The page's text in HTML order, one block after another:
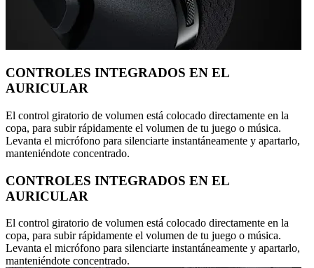
CONTROLES INTEGRADOS EN EL
AURICULAR
El control giratorio de volumen está colocado directamente en la
copa, para subir rápidamente el volumen de tu juego o música.
Levanta el micrófono para silenciarte instantáneamente y apartarlo,
manteniéndote concentrado.
CONTROLES INTEGRADOS EN EL
AURICULAR
El control giratorio de volumen está colocado directamente en la
copa, para subir rápidamente el volumen de tu juego o música.
Levanta el micrófono para silenciarte instantáneamente y apartarlo,
manteniéndote concentrado.